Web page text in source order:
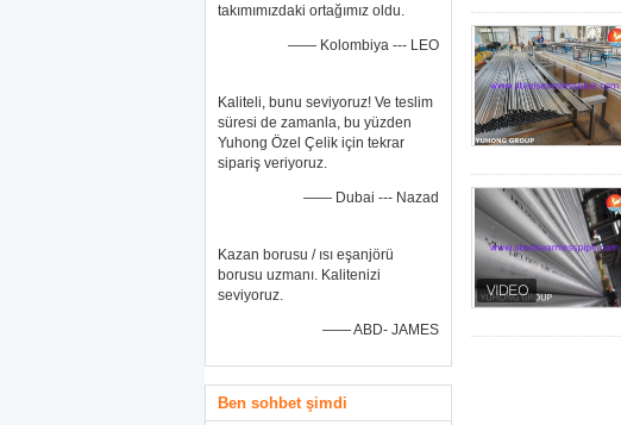
takımımızdaki ortağımız oldu.
—— Kolombiya --- LEO
Kaliteli, bunu seviyoruz! Ve teslim
süresi de zamanla, bu yüzden
Yuhong Özel Çelik için tekrar
sipariş veriyoruz.
—— Dubai --- Nazad
Kazan borusu / ısı eşanjörü
borusu uzmanı. Kalitenizi
seviyoruz.
—— ABD- JAMES
Ben sohbet şimdi